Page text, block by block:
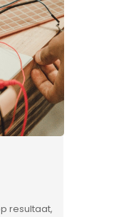
resultaat,